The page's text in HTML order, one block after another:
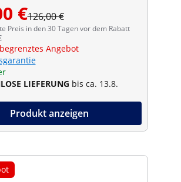
€126,00 €
Preis in den 30 Tagen vor dem Rabatt
Angebot
LIEFERUNG bis ca. 13.8.
Produkt anzeigen